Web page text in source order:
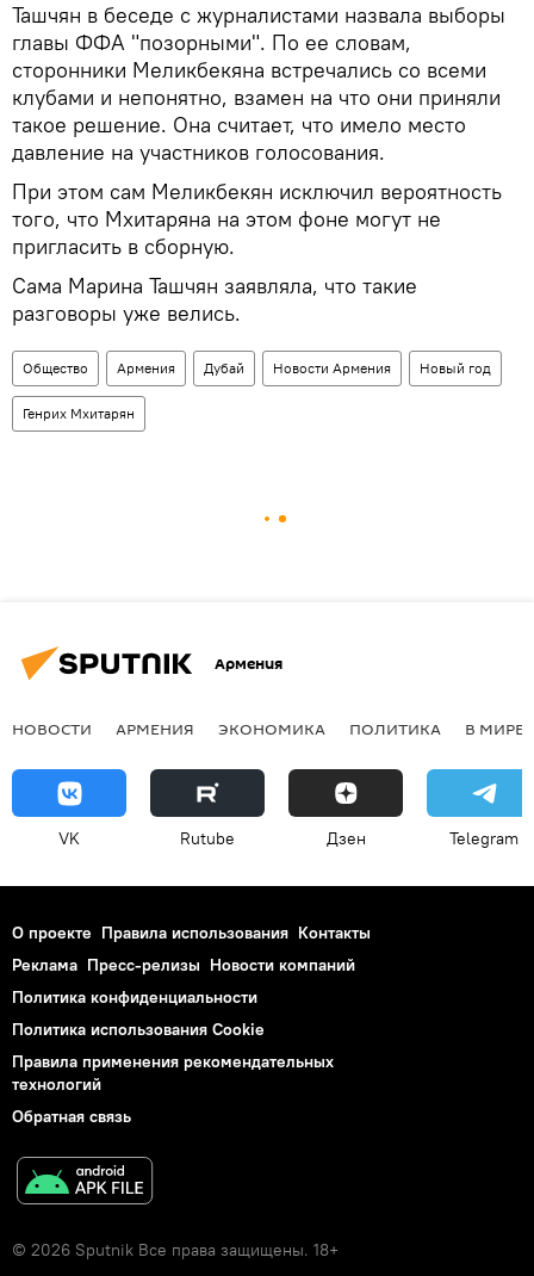
Ташчян в беседе с журналистами назвала выборы
главы ФФА "позорными". По ее словам,
сторонники Меликбекяна встречались со всеми
клубами и непонятно, взамен на что они приняли
такое решение. Она считает, что имело место
давление на участников голосования.
При этом сам Меликбекян исключил вероятность
того, что Мхитаряна на этом фоне могут не
пригласить в сборную.
Сама Марина Ташчян заявляла, что такие
разговоры уже велись.
Общество Армения Дубай Новости Армения Новый год
Генрих Мхитарян
Армения
НОВОСТИ АРМЕНИЯ ЭКОНОМИКА ПОЛИТИКА В МИРЕ
VK Rutube Дзен Telegram
О проекте Правила использования Контакты
Реклама Пресс-релизы Новости компаний
Политика конфиденциальности
Политика использования Cookie
Правила применения рекомендательных
технологий
Обратная связь
© 2026 Sputnik Все права защищены. 18+